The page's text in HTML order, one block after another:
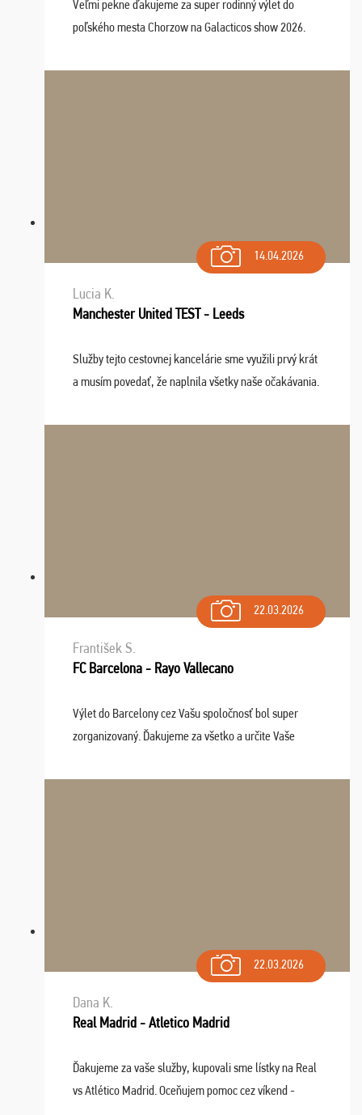
Veľmi pekne ďakujeme za super rodinný výlet do
poľského mesta Chorzow na Galacticos show 2026.
Navštívili sme aj zábavný park Legendia, previe ...
14.04.2026
Lucia K.
Manchester United TEST - Leeds
Služby tejto cestovnej kancelárie sme využili prvý krát
a musím povedať, že naplnila všetky naše očakávania.
dispozícii nonstop (milí, profesionálni ...
22.03.2026
František S.
FC Barcelona - Rayo Vallecano
Výlet do Barcelony cez Vašu spoločnosť bol super
zorganizovaný. Ďakujeme za všetko a určite Vaše
22.03.2026
Dana K.
Real Madrid - Atletico Madrid
Ďakujeme za vaše služby, kupovali sme lístky na Real
vs Atlético Madrid. Oceňujem pomoc cez víkend -